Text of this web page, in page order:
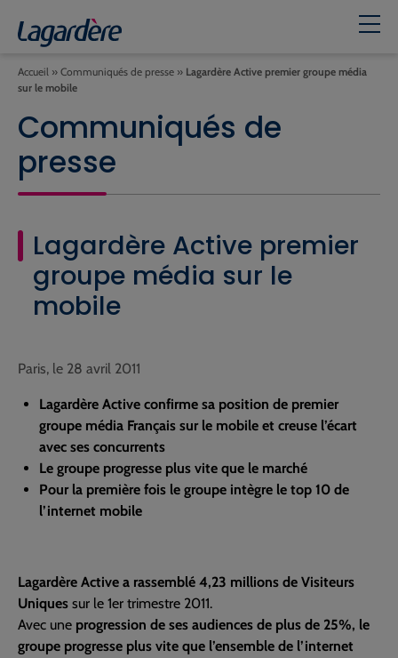
Accueil » Communiqués de presse » Lagardère Active premier groupe média
sur le mobile
Communiqués de
presse
Lagardère Active premier
groupe média sur le
mobile
Paris, le 28 avril 2011
Lagardère Active confirme sa position de premier
groupe média Français sur le mobile et creuse l’écart
avec ses concurrents
Le groupe progresse plus vite que le marché
Pour la première fois le groupe intègre le top 10 de
l’internet mobile
Lagardère Active a rassemblé 4,23 millions de Visiteurs
Uniques sur le 1er trimestre 2011.
Avec une progression de ses audiences de plus de 25%, le
groupe progresse plus vite que l’ensemble de l’internet